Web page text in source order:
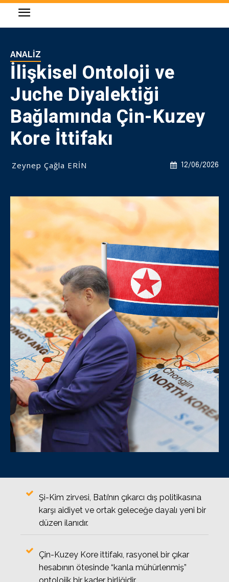
ANALIZ
İlişkisel Ontoloji ve
Juche Diyalektiği
Bağlamında Çin-Kuzey
Kore İttifakı
12/06/2026
Zeynep Çağla ERİN
Şi-Kim zirvesi, Batı’nın çıkarcı dış politikasına
karşı aidiyet ve ortak geleceğe dayalı yeni bir
düzen ilanıdır.
Çin-Kuzey Kore ittifakı, rasyonel bir çıkar
hesabının ötesinde “kanla mühürlenmiş”